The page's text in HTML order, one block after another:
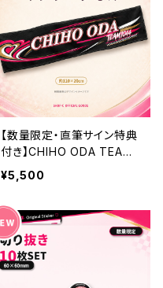
【数量限定・直筆サイン特典
付き】CHIHO ODA TEAM1
044 マフラータオル
¥5,500